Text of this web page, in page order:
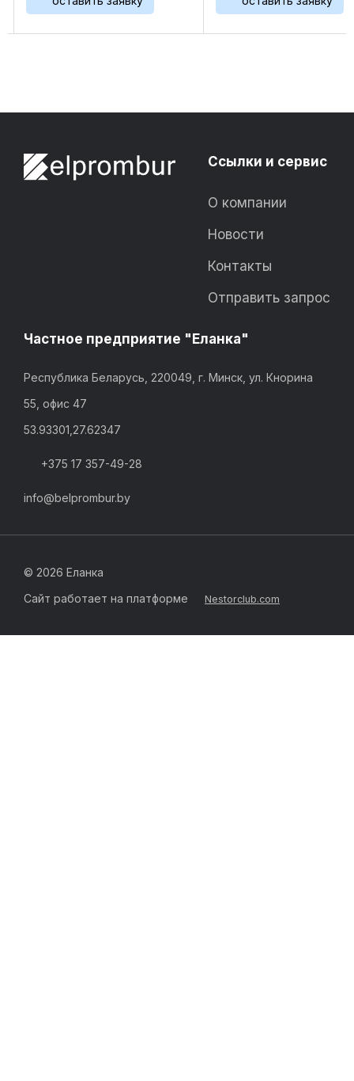
уровня
того, реле
Ссылки и сервис
О компании
Новости
Контакты
Отправить запрос
Частное предприятие "Еланка"
Республика Беларусь, 220049, г. Минск, ул. Кнорина
55, офис 47
53.93301,27.62347
+375 17 357-49-28
info@belprombur.by
© 2026 Еланка
Сайт работает на платформе
Nestorclub.com